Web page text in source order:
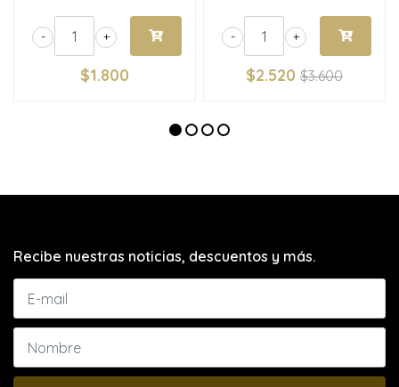
+
-
$1.800
+
-
$2.520 $3.600
Recibe nuestras noticias, descuentos y más.